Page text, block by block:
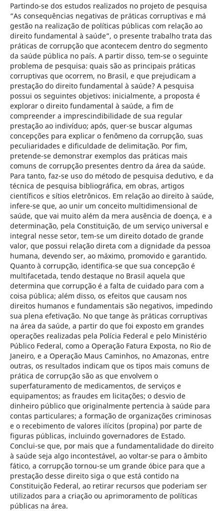
Partindo-se dos estudos realizados no projeto de pesquisa
“As consequências negativas de práticas corruptivas e má
gestão na realização de políticas públicas com relação ao
direito fundamental à saúde”, o presente trabalho trata das
práticas de corrupção que acontecem dentro do segmento
da saúde pública no país. A partir disso, tem-se o seguinte
problema de pesquisa: quais são as principais práticas
corruptivas que ocorrem, no Brasil, e que prejudicam a
prestação do direito fundamental à saúde? A pesquisa
possui os seguintes objetivos: inicialmente, a proposta é
explorar o direito fundamental à saúde, a fim de
compreender a imprescindibilidade de sua regular
prestação ao indivíduo; após, quer-se buscar algumas
concepções para explicar o fenômeno da corrupção, suas
peculiaridades e dificuldade de delimitação. Por fim,
pretende-se demonstrar exemplos das práticas mais
comuns de corrupção presentes dentro da área da saúde.
Para tanto, faz-se uso do método de pesquisa dedutivo, e da
técnica de pesquisa bibliográfica, em obras, artigos
científicos e sítios eletrônicos. Em relação ao direito à saúde,
infere-se que, ao unir um conceito multidimensional de
saúde, que vai muito além da mera ausência de doença, e a
determinação, pela Constituição, de um serviço universal e
integral nesse setor, tem-se um direito dotado de grande
valor, que possui relação direta com a dignidade da pessoa
humana, devendo ser, ao máximo, promovido e garantido.
Quanto à corrupção, identifica-se que sua concepção é
multifacetada, tendo destaque no Brasil aquela que
determina que corrupção é a falta de cuidado para com a
coisa pública; além disso, os efeitos que causam nos
direitos humanos e fundamentais são negativos, impedindo
sua plena efetivação. No que tange às práticas corruptivas
na área da saúde, a partir do que foi exposto em grandes
operações realizadas pela Polícia Federal e pelo Ministério
Público Federal, como a Operação Fatura Exposta, no Rio de
Janeiro, e a Operação Maus Caminhos, no Amazonas, entre
outras, os resultados indicam que os tipos mais comuns de
prática de corrupção são as que envolvem o
superfaturamento de medicamentos, de serviços e
equipamentos; as fraudes em licitações; o desvio de
dinheiro público que originalmente pertencia à saúde para
contas particulares; a formação de organizações criminosas
e o recebimento de valores ilícitos (propina) por parte de
figuras públicas, incluindo governadores de Estado.
Conclui-se que, por mais que a fundamentalidade do direito
à saúde seja algo incontestável, ao voltar-se para o âmbito
fático, a corrupção tornou-se um grande óbice para que a
prestação desse direito siga o que está contido na
Constituição Federal, ao retirar recursos que poderiam ser
utilizados para a criação ou aprimoramento de políticas
públicas na área.